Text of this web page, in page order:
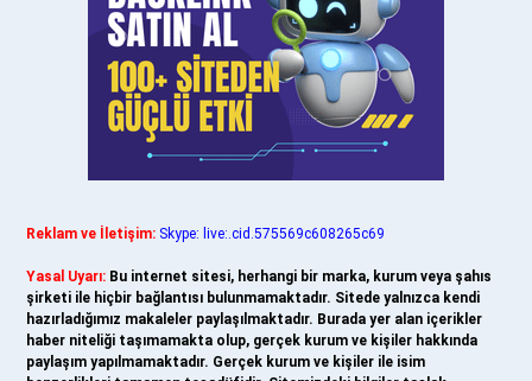
Reklam ve İletişim: Skype: live:.cid.575569c608265c69
Yasal Uyarı: Bu internet sitesi, herhangi bir marka, kurum veya şahıs
şirketi ile hiçbir bağlantısı bulunmamaktadır. Sitede yalnızca kendi
hazırladığımız makaleler paylaşılmaktadır. Burada yer alan içerikler
haber niteliği taşımamakta olup, gerçek kurum ve kişiler hakkında
paylaşım yapılmamaktadır. Gerçek kurum ve kişiler ile isim